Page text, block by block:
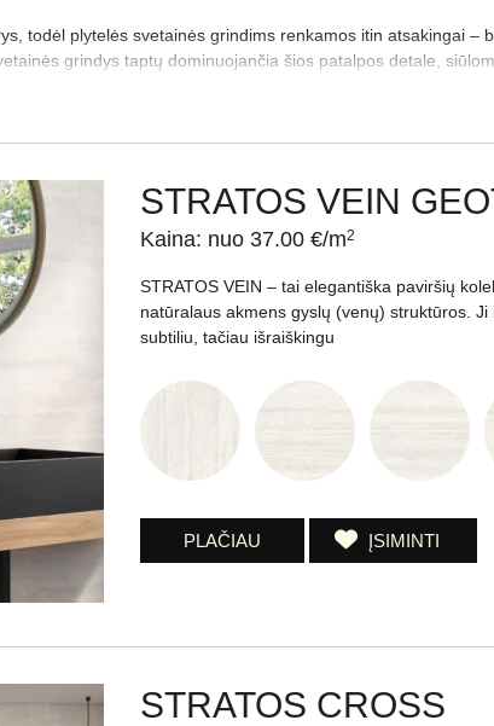
todėl plytelės svetainės grindims renkamos itin atsakingai –
grindys taptų dominuojančia šios patalpos detale,
lengvai įgyvendinamos bet kokios idėjos!
atspalvių plyteles – jos įsilies į vyraujančią interjero
kurios svetainės grindų plytelės bus tinkamiausios, turėtumėte
Tam ypač tiks margais raštais papuoštos plytelės, leisiančios
tiktų Jūsų namams, siūlome pasinaudoti nemokama
geriau susipažinti su svetainės grindų plytelių įvairove. Čia
STRATOS VEIN
Kaina: nuo 37.00 €/m2
STRATOS VEIN – tai elegantiška paviršių
natūralaus akmens gyslų (venų) struktūros. Ji
subtiliu, tačiau išraiškingu
PLAČIAU ĮSIMINTI
STRATOS CROSS